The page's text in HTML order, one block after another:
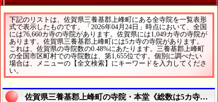
下記のリストは、佐賀県三養基郡上峰町にある全寺院を一覧表形
式で表示したものです。「2026年04月24日」時点において、全国
には76,660カ寺の寺院があります。佐賀県には1,049カ寺の寺院が
あります。佐賀県三養基郡上峰町には5カ寺の寺院があります。
これは、佐賀県の寺院数の0.48%にあたります。三養基郡上峰町
の全国市区町村での寺院数は、第1,655位です。個別に調べたい
場合は、メニューの【全文検索】にキーワードを入力してくださ
い。
佐賀県三養基郡上峰町の寺院・本堂《総数は5カ寺》の